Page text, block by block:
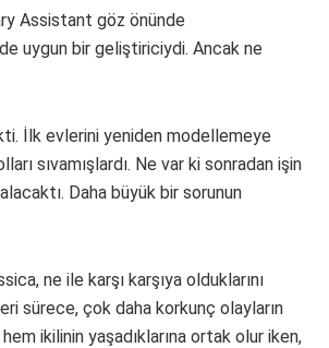
Assistant göz önünde
uygun bir geliştiriciydi. Ancak ne
İlk evlerini yeniden modellemeye
sıvamışlardı. Ne var ki sonradan işin
Daha büyük bir sorunun
ne ile karşı karşıya olduklarını
sürece, çok daha korkunç olayların
ikilinin yaşadıklarına ortak olur iken,